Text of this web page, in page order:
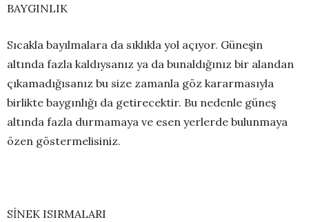
BAYGINLIK
Sıcakla bayılmalara da sıklıkla yol açıyor. Güneşin
altında fazla kaldıysanız ya da bunaldığınız bir alandan
çıkamadığısanız bu size zamanla göz kararmasıyla
birlikte baygınlığı da getirecektir. Bu nedenle güneş
altında fazla durmamaya ve esen yerlerde bulunmaya
özen göstermelisiniz.
SİNEK ISIRMALARI